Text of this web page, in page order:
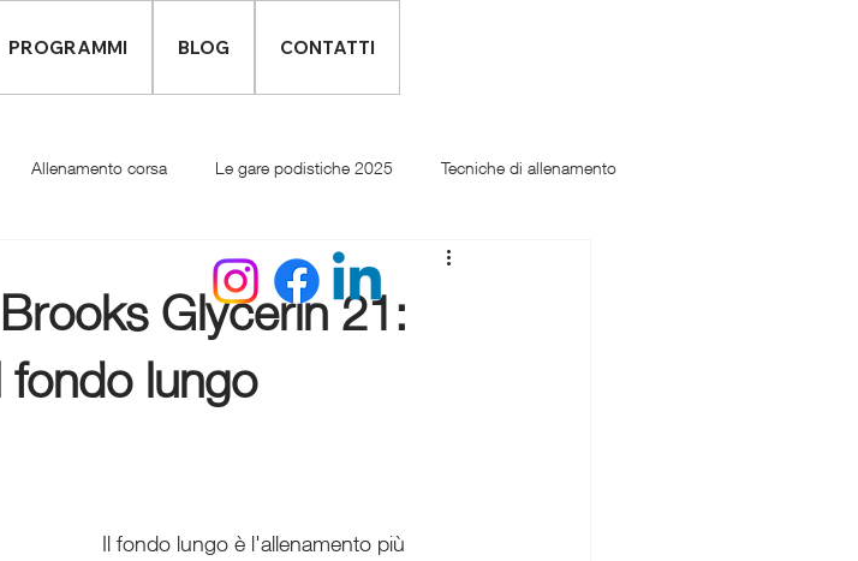
PROGRAMMI BLOG CONTATTI
Allenamento corsa Le gare podistiche 2025 Tecniche di allenamento
Glycerin 21:
fondo lungo
Il fondo lungo è l'allenamento più